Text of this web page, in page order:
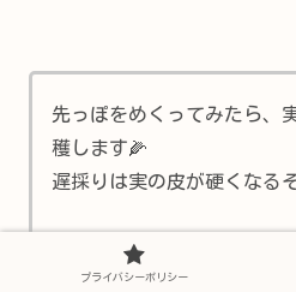
先っぽをめくってみたら、
穫します🌽
遅採りは実の皮が硬くなる
採り方は…下に向かってバキ
手首をひねってクルッ❕
プライバシーポリシー